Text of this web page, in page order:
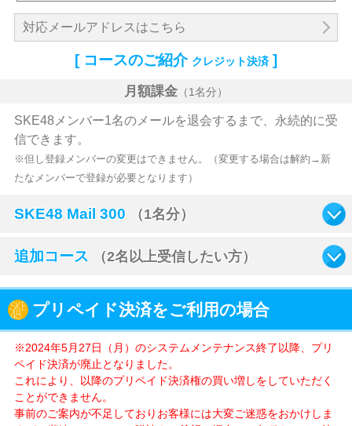
対応メールアドレスはこちら
[ コースのご紹介 クレジット決済 ]
月額課金 （1名分）
SKE48メンバー1名のメールを退会するまで、永続的に受
信できます。
※但し登録メンバーの変更はできません。（変更する場合は解約→新
たなメンバーで登録が必要となります）
SKE48 Mail 300 （1名分）
追加コース （2名以上受信したい方）
プリペイド決済をご利用の場合
※2024年5月27日（月）のシステムメンテナンス終了以降、プリ
ペイド決済が廃止となりました。
これにより、以降のプリペイド決済権の買い増しをしていただく
ことができません。
事前のご案内が不足しておりお客様には大変ご迷惑をおかけしま